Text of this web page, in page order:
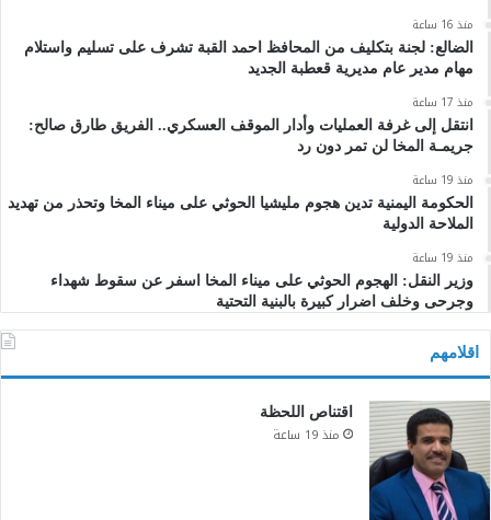
منذ 16 ساعة
الضالع: لجنة بتكليف من المحافظ احمد القبة تشرف على تسليم واستلام
مهام مدير عام مديرية قعطبة الجديد
منذ 17 ساعة
انتقل إلى غرفة العمليات وأدار الموقف العسكري.. الفريق طارق صالح:
جريمـة المخا لن تمر دون رد
منذ 19 ساعة
الحكومة اليمنية تدين هجوم مليشيا الحوثي على ميناء المخا وتحذر من تهديد
الملاحة الدولية
منذ 19 ساعة
وزير النقل: الهجوم الحوثي على ميناء المخا اسفر عن سقوط شهداء
وجرحى وخلف اضرار كبيرة بالبنية التحتية
اقلامهم
اقتناص اللحظة
منذ 19 ساعة